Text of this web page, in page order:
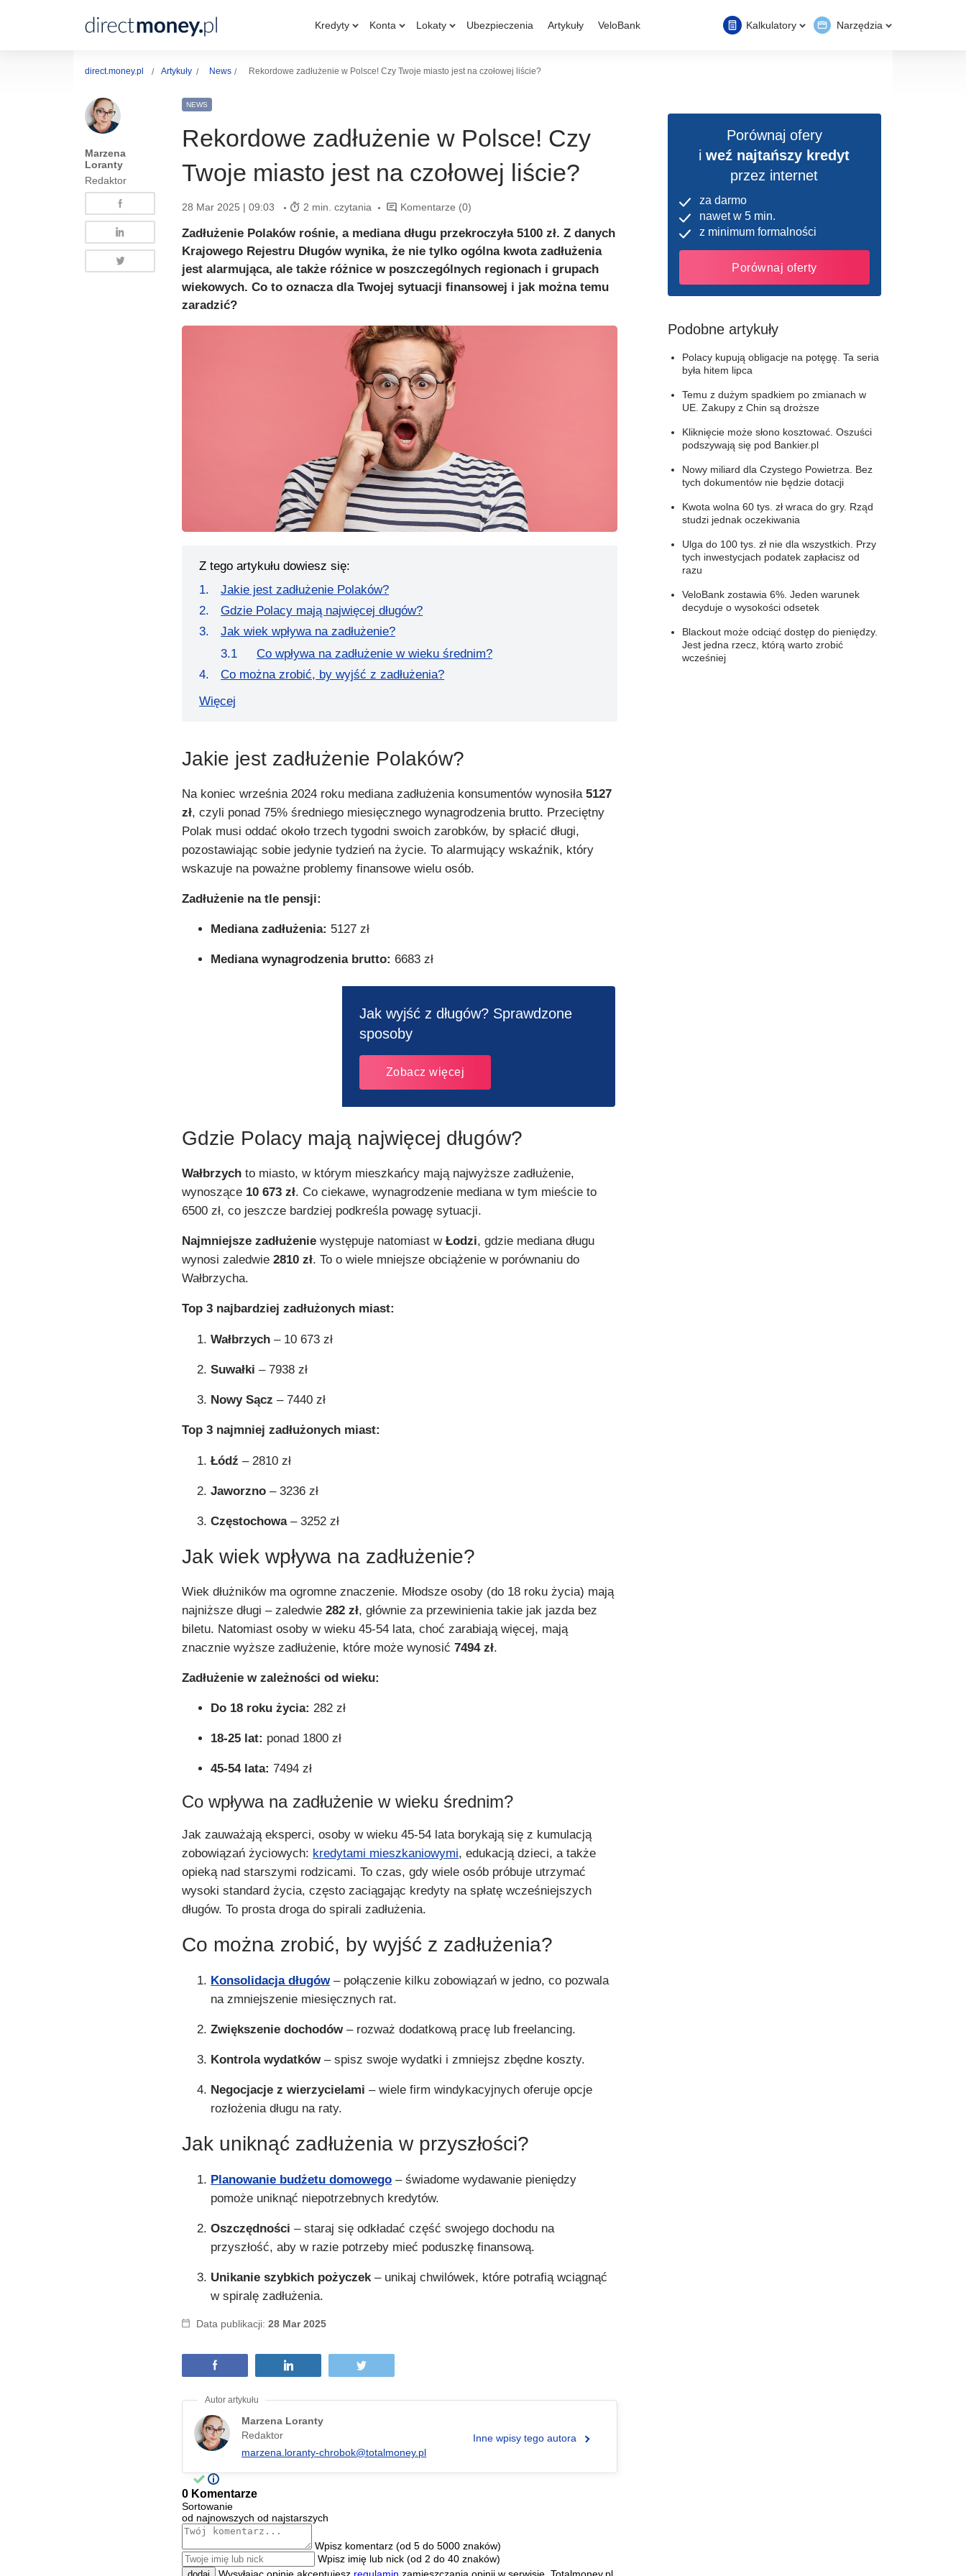
Kredyty Konta Lokaty Ubezpieczenia Artykuły VeloBank Kalkulatory Narzędzia
direct.money.pl Artykuły News Rekordowe zadłużenie w Polsce! Czy Twoje miasto jest na czołowej liście?
Marzena
Loranty
Redaktor
NEWS
Rekordowe zadłużenie w Polsce! Czy
Twoje miasto jest na czołowej liście?
28 Mar 2025 | 09:03 2 min. czytania Komentarze (0)
Zadłużenie Polaków rośnie, a mediana długu przekroczyła 5100 zł. Z danych
Krajowego Rejestru Długów wynika, że nie tylko ogólna kwota zadłużenia
jest alarmująca, ale także różnice w poszczególnych regionach i grupach
wiekowych. Co to oznacza dla Twojej sytuacji finansowej i jak można temu
zaradzić?
Z tego artykułu dowiesz się:
Jakie jest zadłużenie Polaków?
Gdzie Polacy mają najwięcej długów?
Jak wiek wpływa na zadłużenie?
Co wpływa na zadłużenie w wieku średnim?
Co można zrobić, by wyjść z zadłużenia?
Więcej
Jakie jest zadłużenie Polaków?
Na koniec września 2024 roku mediana zadłużenia konsumentów wynosiła5127
zł, czyli ponad 75% średniego miesięcznego wynagrodzenia brutto. Przeciętny
Polak musi oddać około trzech tygodni swoich zarobków, by spłacić długi,
pozostawiając sobie jedynie tydzień na życie. To alarmujący wskaźnik, który
wskazuje na poważne problemy finansowe wielu osób.
Zadłużenie na tle pensji:
Mediana zadłużenia: 5127 zł
Mediana wynagrodzenia brutto: 6683 zł
Jak wyjść z długów? Sprawdzone
sposoby
Zobacz więcej
Gdzie Polacy mają najwięcej długów?
Wałbrzych to miasto, w którym mieszkańcy mają najwyższe zadłużenie,
wynoszące 10 673 zł. Co ciekawe, wynagrodzenie mediana w tym mieście to
6500 zł, co jeszcze bardziej podkreśla powagę sytuacji.
Najmniejsze zadłużenie występuje natomiast wŁodzi, gdzie mediana długu
wynosi zaledwie2810 zł. To o wiele mniejsze obciążenie w porównaniu do
Wałbrzycha.
Top 3 najbardziej zadłużonych miast:
Wałbrzych – 10 673 zł
Suwałki – 7938 zł
Nowy Sącz – 7440 zł
Top 3 najmniej zadłużonych miast:
Łódź – 2810 zł
Jaworzno – 3236 zł
Częstochowa– 3252 zł
Jak wiek wpływa na zadłużenie?
Wiek dłużników ma ogromne znaczenie. Młodsze osoby (do 18 roku życia) mają
najniższe długi – zaledwie282 zł, głównie za przewinienia takie jak jazda bez
biletu. Natomiast osoby w wieku 45-54 lata, choć zarabiają więcej, mają
znacznie wyższe zadłużenie, które może wynosić7494 zł.
Zadłużenie w zależności od wieku:
Do 18 roku życia: 282 zł
18-25 lat: ponad 1800 zł
45-54 lata: 7494 zł
Co wpływa na zadłużenie w wieku średnim?
Jak zauważają eksperci, osoby w wieku 45-54 lata borykają się z kumulacją
zobowiązań życiowych: kredytami mieszkaniowymi, edukacją dzieci, a także
opieką nad starszymi rodzicami. To czas, gdy wiele osób próbuje utrzymać
wysoki standard życia, często zaciągając kredyty na spłatę wcześniejszych
długów. To prosta droga do spirali zadłużenia.
Co można zrobić, by wyjść z zadłużenia?
Konsolidacja długów– połączenie kilku zobowiązań w jedno, co pozwala
na zmniejszenie miesięcznych rat.
Zwiększenie dochodów– rozważ dodatkową pracę lub freelancing.
Kontrola wydatków– spisz swoje wydatki i zmniejsz zbędne koszty.
Negocjacje z wierzycielami – wiele firm windykacyjnych oferuje opcje
rozłożenia długu na raty.
Jak uniknąć zadłużenia w przyszłości?
Planowanie budżetu domowego – świadome wydawanie pieniędzy
pomoże uniknąć niepotrzebnych kredytów.
Oszczędności – staraj się odkładać część swojego dochodu na
przyszłość, aby w razie potrzeby mieć poduszkę finansową.
Unikanie szybkich pożyczek – unikaj chwilówek, które potrafią wciągnąć
w spiralę zadłużenia.
Data publikacji:28 Mar 2025
Marzena Loranty
Redaktor
marzena.loranty-chrobok@totalmoney.pl
Inne wpisy tego autora
0 Komentarze
Sortowanie
od najnowszych od najstarszych
Wpisz komentarz (od 5 do 5000 znaków)
Wpisz imię lub nick (od 2 do 40 znaków)
Wysyłając opinię akceptujesz regulamin zamieszczania opinii w serwisie. Totalmoney.pl
Porównaj ofery
iweź najtańszy kredyt
przez internet
za darmo
nawet w 5 min.
z minimum formalności
Porównaj oferty
Podobne artykuły
Polacy kupują obligacje na potęgę. Ta seria
była hitem lipca
Temu z dużym spadkiem po zmianach w
UE. Zakupy z Chin są droższe
Kliknięcie może słono kosztować. Oszuści
podszywają się pod Bankier.pl
Nowy miliard dla Czystego Powietrza. Bez
tych dokumentów nie będzie dotacji
Kwota wolna 60 tys. zł wraca do gry. Rząd
studzi jednak oczekiwania
Ulga do 100 tys. zł nie dla wszystkich. Przy
tych inwestycjach podatek zapłacisz od
razu
VeloBank zostawia 6%. Jeden warunek
decyduje o wysokości odsetek
Blackout może odciąć dostęp do pieniędzy.
Jest jedna rzecz, którą warto zrobić
wcześniej